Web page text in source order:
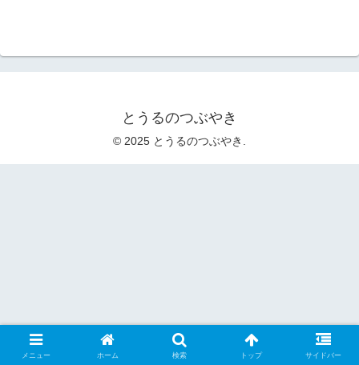
とうるのつぶやき
© 2025 とうるのつぶやき.
メニュー ホーム 検索 トップ サイドバー